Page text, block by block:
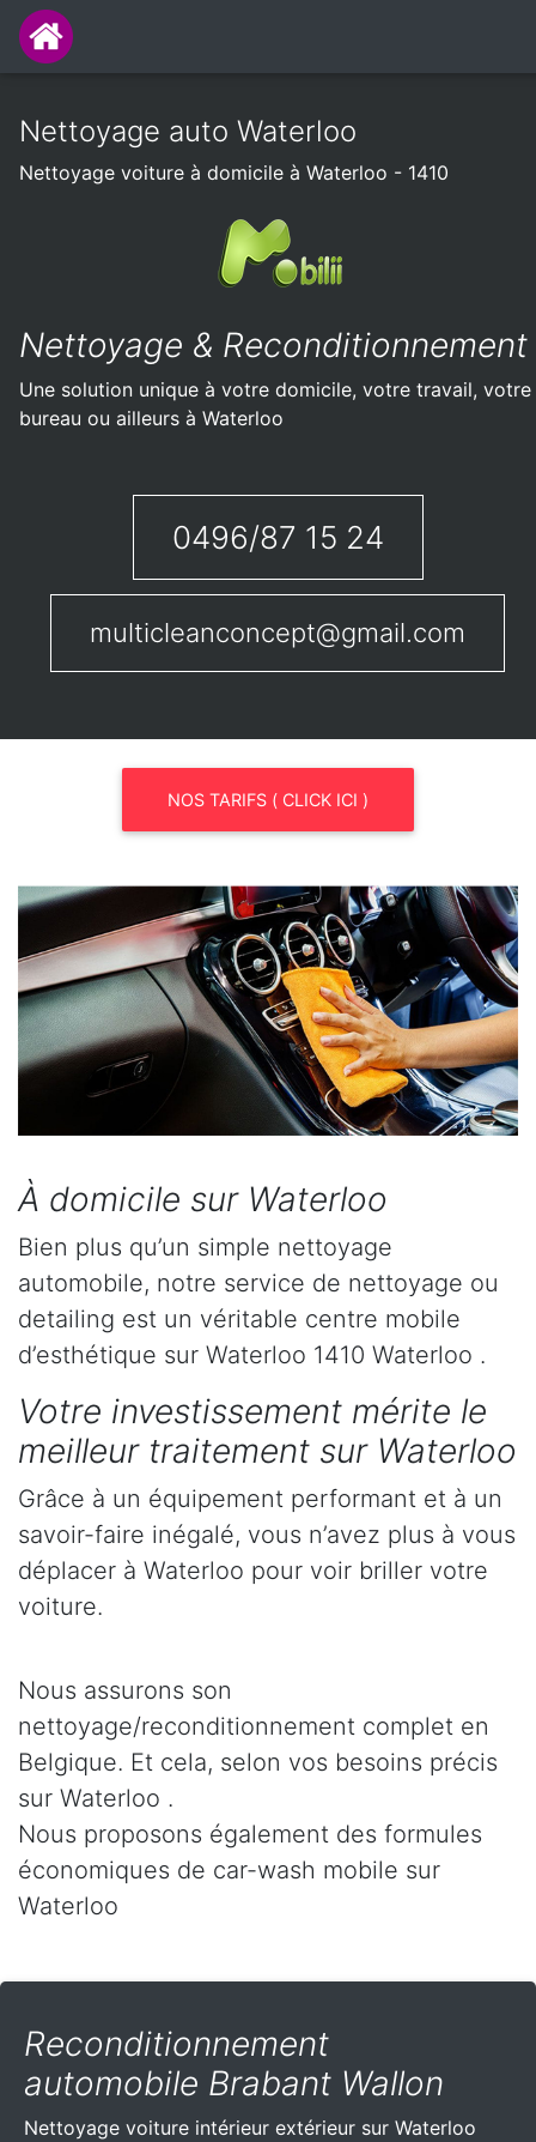
Nettoyage auto Waterloo
Nettoyage voiture à domicile à Waterloo - 1410
Nettoyage & Reconditionnement
Une solution unique à votre domicile, votre travail, votre
bureau ou ailleurs à Waterloo
0496/87 15 24
multicleanconcept@gmail.com
NOS TARIFS ( CLICK ICI )
À domicile sur Waterloo
Bien plus qu’un simple nettoyage
automobile, notre service de nettoyage ou
detailing est un véritable centre mobile
d’esthétique sur Waterloo 1410 Waterloo .
Votre investissement mérite le
meilleur traitement sur Waterloo
Grâce à un équipement performant et à un
savoir-faire inégalé, vous n’avez plus à vous
déplacer à Waterloo pour voir briller votre
voiture.
Nous assurons son
nettoyage/reconditionnement complet en
Belgique. Et cela, selon vos besoins précis
sur Waterloo .
Nous proposons également des formules
économiques de car-wash mobile sur
Waterloo
Reconditionnement
automobile Brabant Wallon
Nettoyage voiture intérieur extérieur sur Waterloo